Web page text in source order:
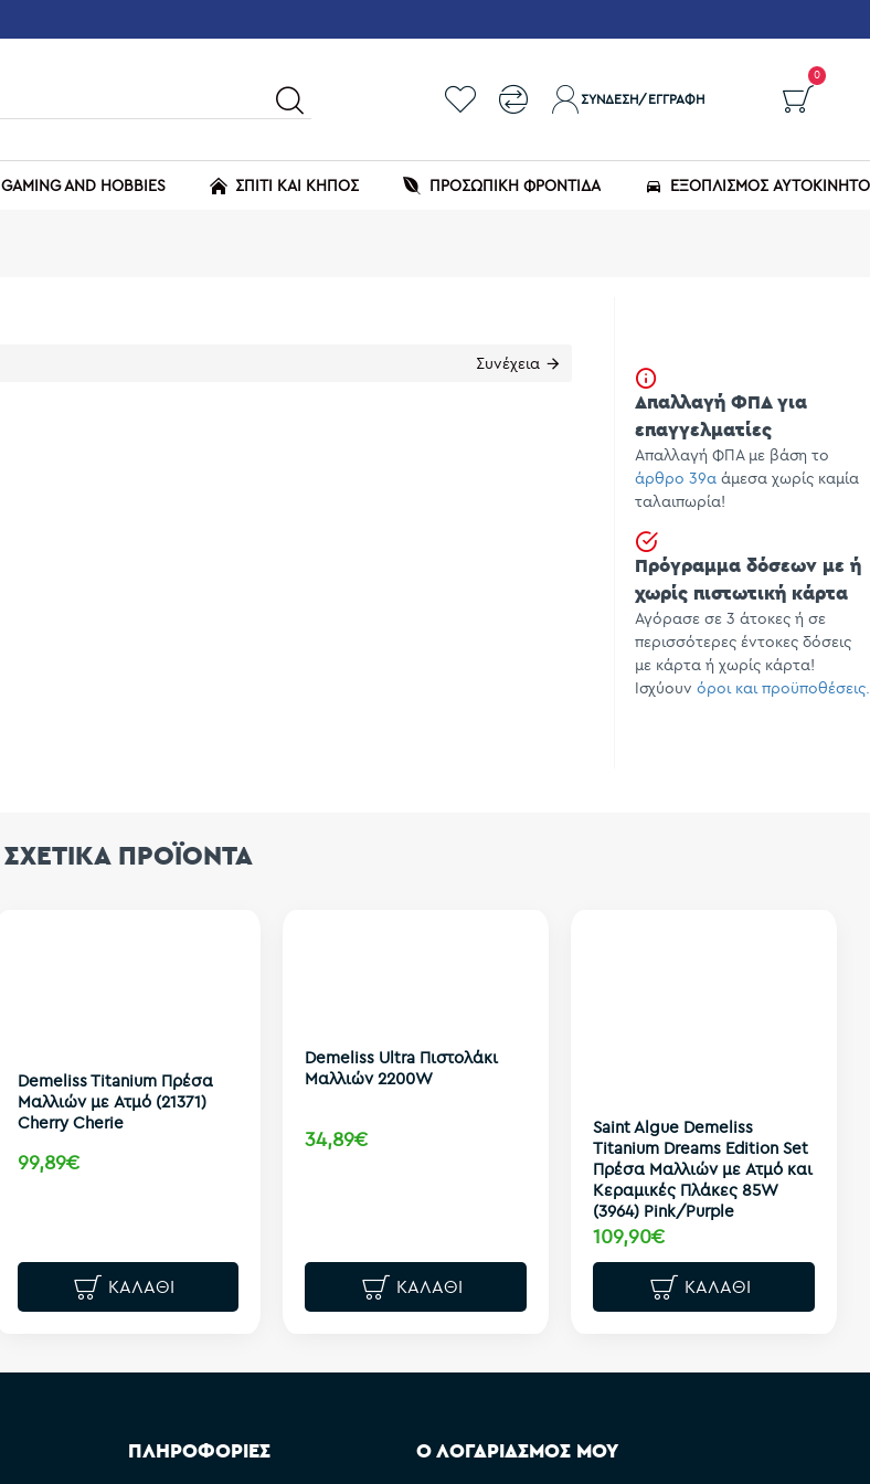
ΣΎΝΔΕΣΗ/ΕΓΓΡΑΦΉ
0
GAMING AND HOBBIES ΣΠΙΤΙ ΚΑΙ ΚΗΠΟΣ ΠΡΟΣΩΠΙΚΗ ΦΡΟΝΤΙΔΑ ΕΞΟΠΛΙΣΜΌΣ
Συνέχεια
Απαλλαγή ΦΠΑ για
επαγγελματίες
Απαλλαγή ΦΠΑ με βάση το
άρθρο 39α άμεσα χωρίς καμία
ταλαιπωρία!
Πρόγραμμα δόσεων με ή
χωρίς πιστωτική κάρτα
Αγόρασε σε 3 άτοκες ή σε
περισσότερες έντοκες δόσεις
με κάρτα ή χωρίς κάρτα!
Ισχύουν όροι και προϋποθέσεις.
ΣΧΕΤΙΚΑ ΠΡΟΪΟΝΤΑ
Demeliss Titanium Πρέσα
Μαλλιών με Ατμό (21371)
Cherry Cherie
99,89€
ΚΑΛΆΘΙ
Demeliss Ultra Πιστολάκι
Μαλλιών 2200W
34,89€
ΚΑΛΆΘΙ
Saint Algue Demeliss
Titanium Dreams Edition Set
Πρέσα Μαλλιών με Ατμό και
Κεραμικές Πλάκες 85W
(3964) Pink/Purple
109,90€
ΚΑΛΆΘΙ
ΠΛΗΡΟΦΟΡΙΕΣ Ο ΛΟΓΑΡΙΑΣΜΟΣ ΜΟΥ